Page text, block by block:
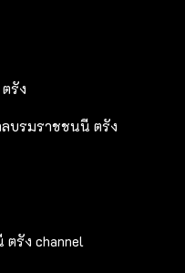
รัง
บรมราชชนนี ตรัง
รัง channel